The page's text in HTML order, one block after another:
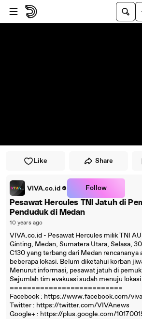
Skip to player
Skip to main content
Like Share
VIVA.co.id Follow
Pesawat Hercules TNI Jatuh di
Penduduk di Medan
10 years ago
VIVA.co.id - Pesawat Hercules milik TNI
Ginting, Medan, Sumatera Utara, Selasa,
C130 yang terbang dari Medan rencananya
beberapa lokasi. Belum diketahui korban
Menurut informasi, pesawat jatuh di
Sejumlah tim evakuasi sudah menuju
==========================
Facebook : https://www.facebook.com/
Twitter : https://twitter.com/VIVAnews‎
Google+ : https://plus.google.com/